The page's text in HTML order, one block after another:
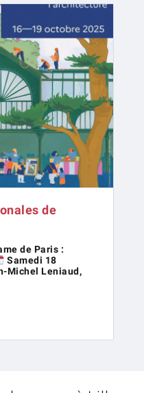
de
de Paris :
Samedi 18
Michel Leniaud,